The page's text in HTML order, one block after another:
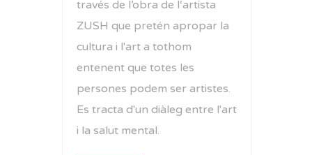
través de l’obra de l‘artista
ZUSH que pretén apropar la
cultura i l'art a tothom
entenent que totes les
persones podem ser artistes.
Es tracta d'un diàleg entre l'art
i la salut mental.